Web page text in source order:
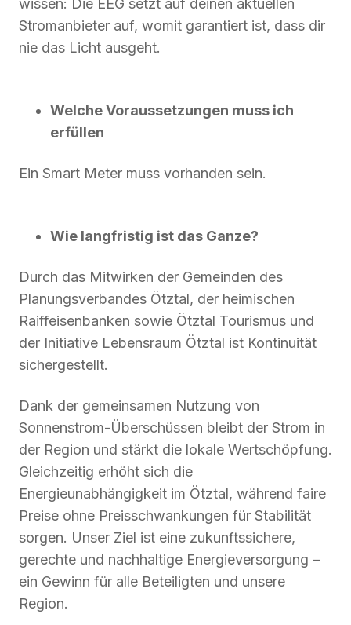
wissen: Die EEG setzt auf deinen aktuellen
Stromanbieter auf, womit garantiert ist, dass dir
nie das Licht ausgeht.
Welche Voraussetzungen muss ich
erfüllen
Ein Smart Meter muss vorhanden sein.
Wie langfristig ist das Ganze?
Durch das Mitwirken der Gemeinden des
Planungsverbandes Ötztal, der heimischen
Raiffeisenbanken sowie Ötztal Tourismus und
der Initiative Lebensraum Ötztal ist Kontinuität
sichergestellt.
Dank der gemeinsamen Nutzung von
Sonnenstrom-Überschüssen bleibt der Strom in
der Region und stärkt die lokale Wertschöpfung.
Gleichzeitig erhöht sich die
Energieunabhängigkeit im Ötztal, während faire
Preise ohne Preisschwankungen für Stabilität
sorgen. Unser Ziel ist eine zukunftssichere,
gerechte und nachhaltige Energieversorgung –
ein Gewinn für alle Beteiligten und unsere
Region.